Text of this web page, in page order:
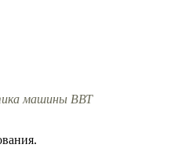
машины ВВТ